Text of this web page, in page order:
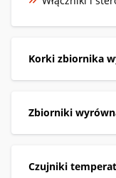
Korki zbiornika
Zbiorniki
Czujniki